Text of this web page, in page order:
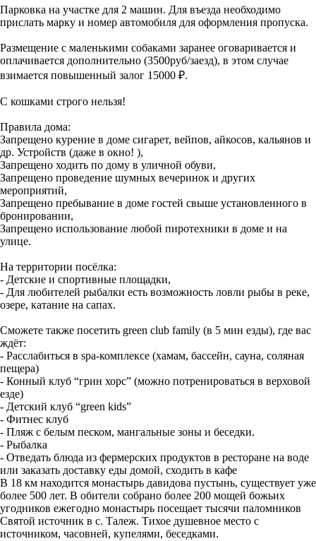
Парковка на участке для 2 машин. Для въезда необходимо
прислать марку и номер автомобиля для оформления пропуска.
Размещение с маленькими собаками заранее оговаривается и
оплачивается дополнительно (3500руб/заезд), в этом случае
взимается повышенный залог 15000 ₽.
С кошками строго нельзя!
Правила дома:
Запрещено курение в доме сигарет, вейпов, айкосов, кальянов и
др. Устройств (даже в окно! ),
Запрещено ходить по дому в уличной обуви,
Запрещено проведение шумных вечеринок и других
мероприятий,
Запрещено пребывание в доме гостей свыше установленного в
бронировании,
Запрещено использование любой пиротехники в доме и на
улице.
На территории посёлка:
- Детские и спортивные площадки,
- Для любителей рыбалки есть возможность ловли рыбы в реке,
озере, катание на сапах.
Сможете также посетить green club family (в 5 мин езды), где вас
ждёт:
- Расслабиться в sра-комплексе (хамам, бассейн, сауна, соляная
пещера)
- Конный клуб “грин хорс” (можно потренироваться в верховой
езде)
- Детский клуб “green kids”
- Фитнес клуб
- Пляж с белым песком, мангальные зоны и беседки.
- Рыбалка
- Отведать блюда из фермерских продуктов в ресторане на воде
или заказать доставку еды домой, сходить в кафе
В 18 км находится монастырь давидова пустынь, существует уже
более 500 лет. В обители собрано более 200 мощей божьих
угодников ежегодно монастырь посещает тысячи паломников
Святой источник в с. Талеж. Тихое душевное место с
источником, часовней, купелями, беседками.